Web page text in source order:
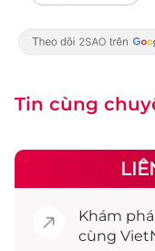
Tin cùng
Khám phá
cùng